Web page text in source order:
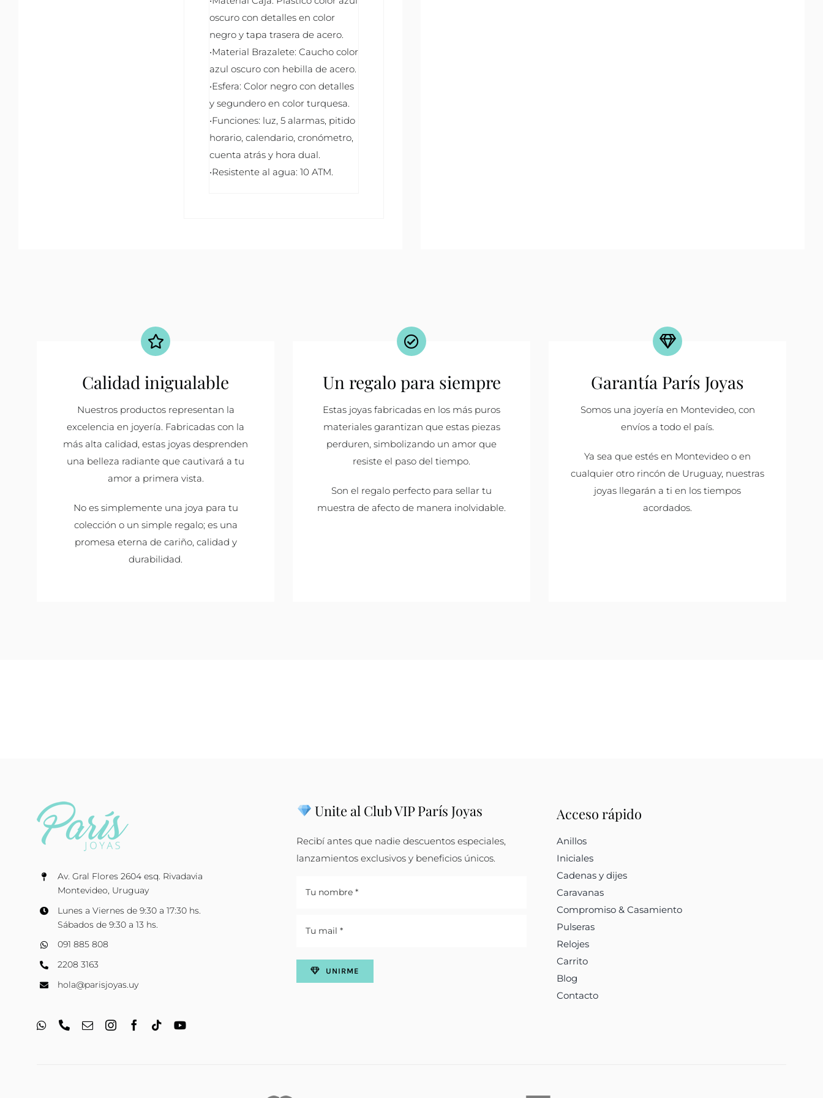
oscuro con detalles en color
negro y tapa trasera de acero.
•Material Brazalete: Caucho color
azul oscuro con hebilla de acero.
•Esfera: Color negro con detalles
y segundero en color turquesa.
•Funciones: luz, 5 alarmas, pitido
horario, calendario, cronómetro,
cuenta atrás y hora dual.
•Resistente al agua: 10 ATM.
Calidad inigualable
Nuestros productos representan la
excelencia en joyería. Fabricadas con la
más alta calidad, estas joyas desprenden
una belleza radiante que cautivará a tu
amor a primera vista.
No es simplemente una joya para tu
colección o un simple regalo; es una
promesa eterna de cariño, calidad y
durabilidad.
Un regalo para siempre
Estas joyas fabricadas en los más puros
materiales garantizan que estas piezas
perduren, simbolizando un amor que
resiste el paso del tiempo.
Son el regalo perfecto para sellar tu
muestra de afecto de manera inolvidable.
Garantía París Joyas
Somos una joyería en Montevideo, con
envíos a todo el país.
Ya sea que estés en Montevideo o en
cualquier otro rincón de Uruguay, nuestras
joyas llegarán a ti en los tiempos
acordados.
Av. Gral Flores 2604 esq. Rivadavia
Montevideo, Uruguay
Lunes a Viernes de 9:30 a 17:30 hs.
Sábados de 9:30 a 13 hs.
091 885 808
2208 3163
hola@parisjoyas.uy
Unite al Club VIP París Joyas
Recibí antes que nadie descuentos especiales,
lanzamientos exclusivos y beneficios únicos.
UNIRME
Acceso rápido
Anillos
Iniciales
Cadenas y dijes
Caravanas
Compromiso & Casamiento
Pulseras
Relojes
Carrito
Blog
Contacto